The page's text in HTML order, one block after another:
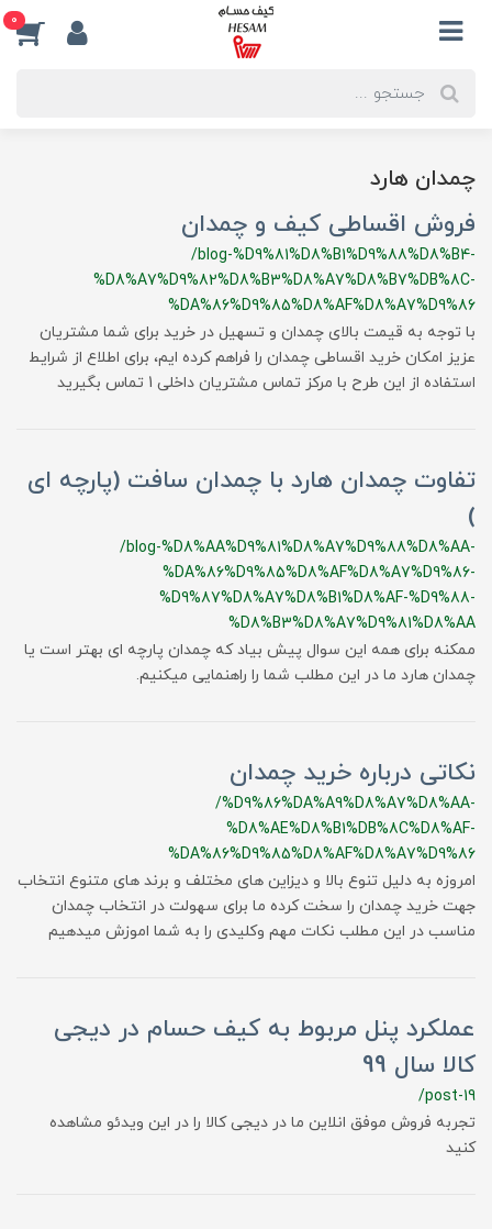
0
چمدان هارد
فروش اقساطی کیف و چمدان
/blog-%D9%81%D8%B1%D9%88%D8%B4-
%D8%A7%D9%82%D8%B3%D8%A7%D8%B7%DB%8C-
%DA%86%D9%85%D8%AF%D8%A7%D9%86
با توجه به قیمت بالای چمدان و تسهیل در خرید برای شما مشتریان
عزیز امکان خرید اقساطی چمدان را فراهم کرده ایم، برای اطلاع از شرایط
استفاده از این طرح با مرکز تماس مشتریان داخلی 1 تماس بگیرید
تفاوت چمدان هارد با چمدان سافت (پارچه ای
)
/blog-%D8%AA%D9%81%D8%A7%D9%88%D8%AA-
%DA%86%D9%85%D8%AF%D8%A7%D9%86-
%D9%87%D8%A7%D8%B1%D8%AF-%D9%88-
%D8%B3%D8%A7%D9%81%D8%AA
ممکنه برای همه این سوال پیش بیاد که چمدان پارچه ای بهتر است یا
چمدان هارد ما در این مطلب شما را راهنمایی میکنیم.
نکاتی درباره خرید چمدان
/%D9%86%DA%A9%D8%A7%D8%AA-
%D8%AE%D8%B1%DB%8C%D8%AF-
%DA%86%D9%85%D8%AF%D8%A7%D9%86
امروزه به دلیل تنوع بالا و دیزاین های مختلف و برند های متنوع انتخاب
جهت خرید چمدان را سخت کرده ما برای سهولت در انتخاب چمدان
مناسب در این مطلب نکات مهم وکلیدی را به شما اموزش میدهیم
عملکرد پنل مربوط به کیف حسام در دیجی
کالا سال 99
/post-19
تجربه فروش موفق انلاین ما در دیجی کالا را در این ویدئو مشاهده
کنید